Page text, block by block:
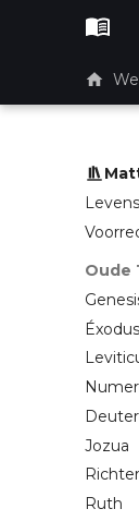
Oude
Éxodus
Jozua
Ruth